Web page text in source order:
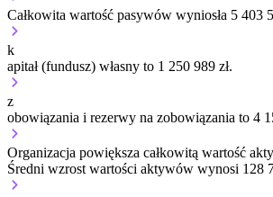
Całkowita wartość pasywów wyniosła 5 403
k
apitał (fundusz) własny to 1 250 989 zł.
z
obowiązania i rezerwy na zobowiązania to 4
Organizacja powiększa całkowitą wartość
Średni wzrost wartości aktywów wynosi 128